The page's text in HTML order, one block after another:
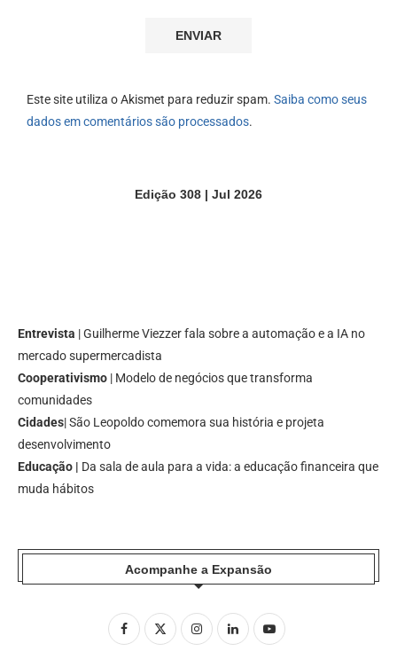
Este site utiliza o Akismet para reduzir spam. Saiba como seus
dados em comentários são processados.
Edição 308 | Jul 2026
Entrevista | Guilherme Viezzer fala sobre a automação e a IA no
mercado supermercadista
Cooperativismo | Modelo de negócios que transforma
comunidades
Cidades| São Leopoldo comemora sua história e projeta
desenvolvimento
Educação | Da sala de aula para a vida: a educação financeira que
muda hábitos
Acompanhe a Expansão